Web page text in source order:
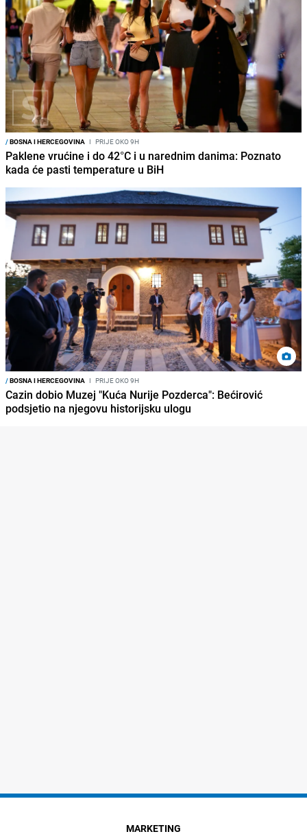
/BOSNA I HERCEGOVINA I PRIJE OKO 9H
Paklene vrućine i do 42°C i u narednim danima: Poznato
kada će pasti temperature u BiH
/BOSNA I HERCEGOVINA I PRIJE OKO 9H
Cazin dobio Muzej "Kuća Nurije Pozderca": Bećirović
podsjetio na njegovu historijsku ulogu
MARKETING